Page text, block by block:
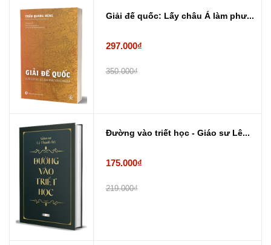
Giải đế quốc: Lấy châu Á làm phư...
297.000₫
350.000₫
Đường vào triết học - Giáo sư Lê...
175.000₫
219.000₫